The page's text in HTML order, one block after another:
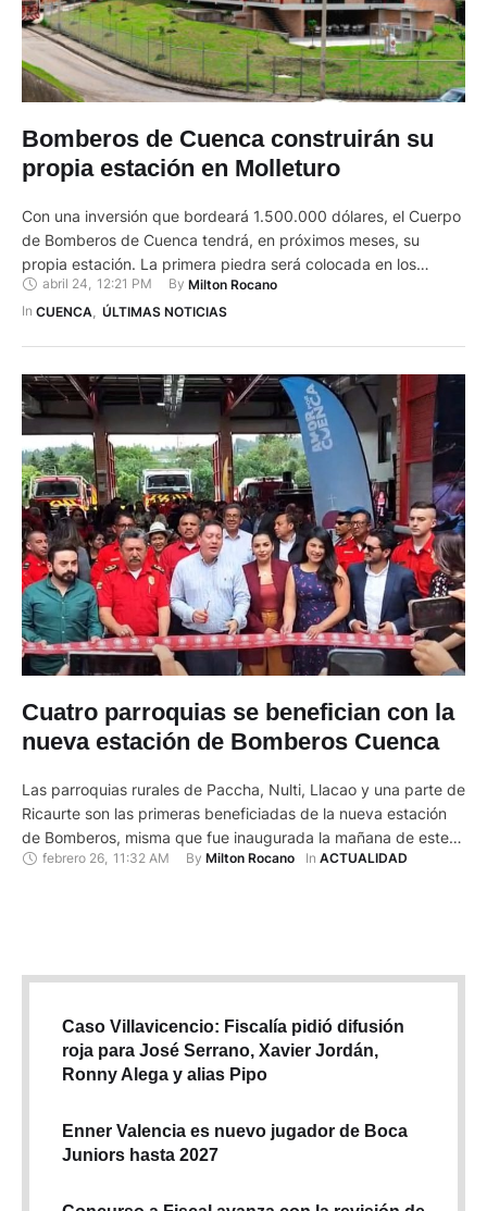
Bomberos de Cuenca construirán su
propia estación en Molleturo
Con una inversión que bordeará 1.500.000 dólares, el Cuerpo
de Bomberos de Cuenca tendrá, en próximos meses, su
propia estación. La primera piedra será colocada en los
próximos días. De acuerdo al capitán de Bomberos, Sixto
Heras, la construcción se efectuará en el sector de San Pedro
abril 24, 12:21 PM By Milton Rocano
In CUENCA ÚLTIMAS NOTICIAS
Cuatro parroquias se benefician con la
nueva estación de Bomberos Cuenca
Las parroquias rurales de Paccha, Nulti, Llacao y una parte de
Ricaurte son las primeras beneficiadas de la nueva estación
de Bomberos, misma que fue inaugurada la mañana de este
miércoles 26 de febrero en el sector de Ucubamba. Una obra
febrero 26 11:32 AM By Milton Rocano In ACTUALIDAD
Caso Villavicencio: Fiscalía pidió difusión
roja para José Serrano, Xavier Jordán,
Ronny Alega y alias Pipo
Enner Valencia es nuevo jugador de Boca
Juniors hasta 2027